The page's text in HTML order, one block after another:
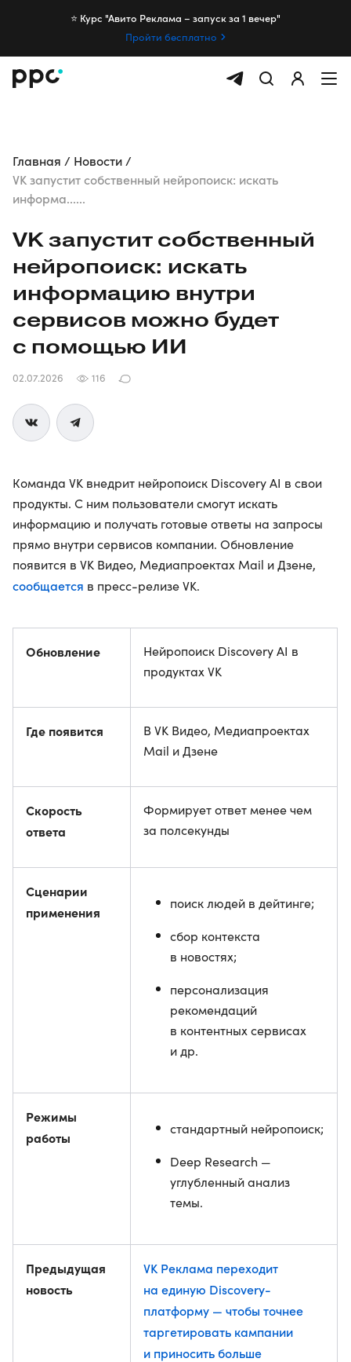
⭐️ Курс "Авито Реклама – запуск за 1 вечер"
Пройти бесплатно
Главная
Новости
VK запустит собственный нейропоиск: искать
информа......
VK запустит собственный
нейропоиск: искать
информацию внутри
сервисов можно будет
с помощью ИИ
02.07.2026 116
Команда VK внедрит нейропоиск Discovery AI в свои
продукты. С ним пользователи смогут искать
информацию и получать готовые ответы на запросы
прямо внутри сервисов компании. Обновление
появится в VK Видео, Медиапроектах Mail и Дзене,
сообщается в пресс-релизе VK.
Обновление
Нейропоиск Discovery AI в
продуктах VK
Где появится
В VK Видео, Медиапроектах
Mail и Дзене
Скорость
ответа
Формирует ответ менее чем
за полсекунды
Сценарии
применения
поиск людей в дейтинге;
сбор контекста
в новостях;
персонализация
рекомендаций
в контентных сервисах
и др.
Режимы
работы
стандартный нейропоиск;
Deep Research —
углубленный анализ
темы.
Предыдущая
новость
VK Реклама переходит
на единую Discovery-
платформу — чтобы точнее
таргетировать кампании
и приносить больше